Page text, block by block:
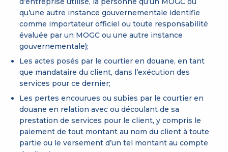
qu’une autre instance gouvernementale identifie
comme importateur officiel ou toute responsabilité
évaluée par un MOGC ou une autre instance
gouvernementale);
Les actes posés par le courtier en douane, en tant
que mandataire du client, dans l’exécution des
services pour ce dernier;
Les pertes encourues ou subies par le courtier en
douane en relation avec ou découlant de sa
prestation de services pour le client, y compris le
paiement de tout montant au nom du client à toute
partie ou le versement d’un tel montant au compte